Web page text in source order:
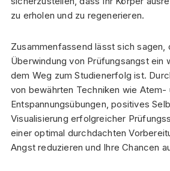
zu erholen und zu regenerieren.
Zusammenfassend lässt sich sagen,
Überwindung von Prüfungsangst ein
dem Weg zum Studienerfolg ist.
von bewährten Techniken wie Atem-
Entspannungsübungen, positives
Visualisierung erfolgreicher
einer optimal durchdachten
Angst reduzieren und Ihre Chancen